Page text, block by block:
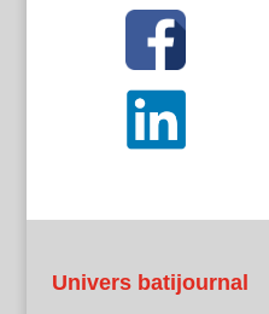
Univers batijournal